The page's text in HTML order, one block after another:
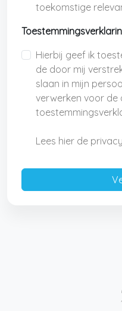
toekomstige
Hierbij geef ik
de door mij
slaan in mijn
verwerken voor de
Lees hier de